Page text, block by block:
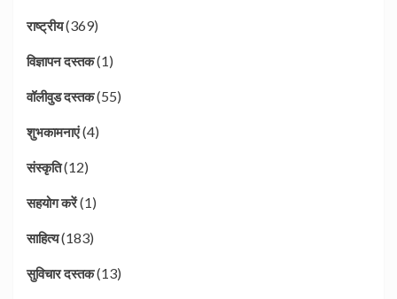
राष्ट्रीय(369)
विज्ञापन दस्तक(1)
वॉलीवुड दस्तक(55)
शुभकामनाएं(4)
संस्कृति(12)
सहयोग करें(1)
साहित्य(183)
सुविचार दस्तक(13)